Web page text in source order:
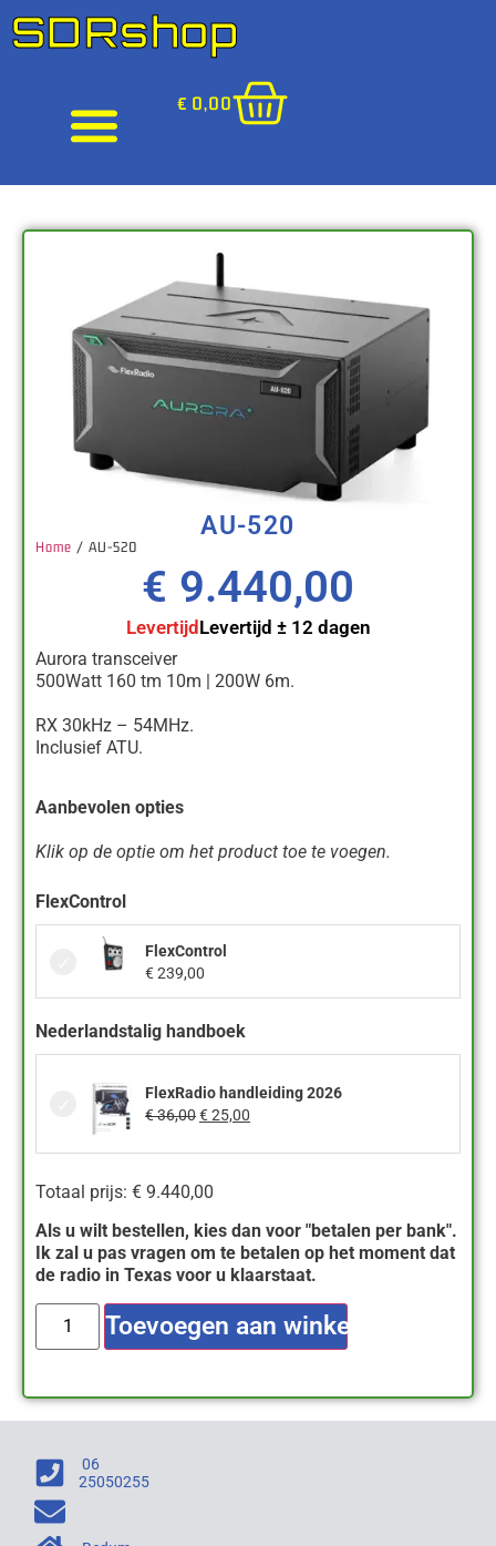
SDRshop
€ 0,00
AU-520
Home / AU-520
€ 9.440,00
LevertijdLevertijd ± 12 dagen
Aurora transceiver
500Watt 160 tm 10m | 200W 6m.
RX 30kHz – 54MHz.
Inclusief ATU.
Aanbevolen opties
Klik op de optie om het product toe te voegen.
FlexControl
FlexControl
€239,00
Nederlandstalig handboek
FlexRadio handleiding 2026
€36,00€25,00
Totaal prijs: € 9.440,00
Als u wilt bestellen, kies dan voor "betalen per bank".
Ik zal u pas vragen om te betalen op het moment dat
de radio in Texas voor u klaarstaat.
Toevoegen aan winkelwagen
06
25050255